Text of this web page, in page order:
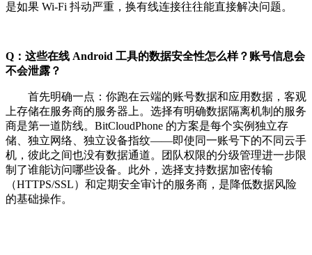
是如果 Wi-Fi 抖动严重，换有线连接往往能直接解决问题。
Q：这些在线 Android 工具的数据安全性怎么样？账号信息会
不会泄露？
首先明确一点：你跑在云端的账号数据和应用数据，客观
上存储在服务商的服务器上。选择有明确数据隔离机制的服务
商是第一道防线。BitCloudPhone 的方案是每个实例独立存
储、独立网络、独立设备指纹——即使同一账号下的不同云手
机，彼此之间也没有数据通道。团队权限的分级管理进一步限
制了谁能访问哪些设备。此外，选择支持数据加密传输
（HTTPS/SSL）和定期安全审计的服务商，是降低数据风险
的基础操作。